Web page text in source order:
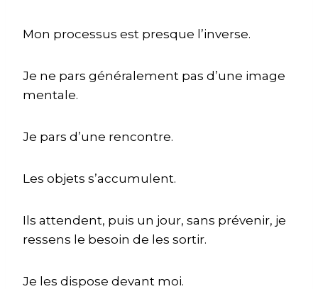
Mon processus est presque l’inverse.
Je ne pars généralement pas d’une image
mentale.
Je pars d’une rencontre.
Les objets s’accumulent.
Ils attendent, puis un jour, sans prévenir, je
ressens le besoin de les sortir.
Je les dispose devant moi.